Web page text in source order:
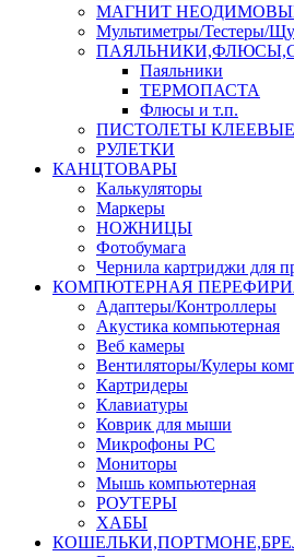
МАГНИТ
Мультиметры/Тестеры/
Паяльники
ТЕРМОПАСТА
Флюсы и т.п.
ПИСТОЛЕТЫ КЛЕЕВЫЕ
РУЛЕТКИ
КАНЦТОВАРЫ
Калькуляторы
Маркеры
НОЖНИЦЫ
Фотобумага
Чернила картриджи для
КОМПЮТЕРНАЯ
Адаптеры/Контроллеры
Акустика компьютерная
Веб камеры
Вентиляторы/Кулеры
Картридеры
Клавиатуры
Коврик для мыши
Микрофоны PC
Мониторы
Мышь компьютерная
РОУТЕРЫ
ХАБЫ